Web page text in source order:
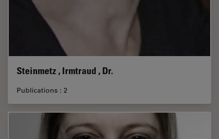
Steinmetz , Irmtraud , Dr.
Publications : 2